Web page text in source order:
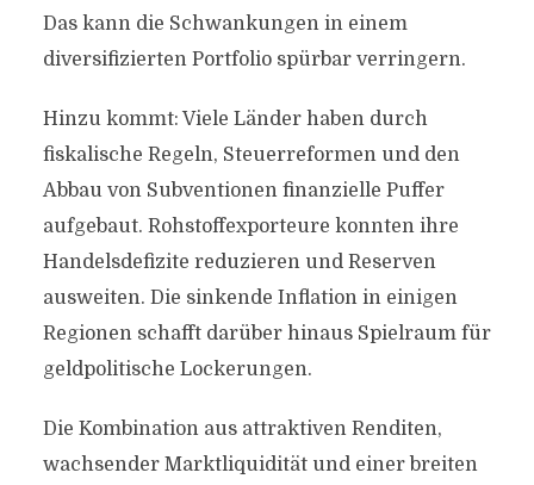
Das kann die Schwankungen in einem
diversifizierten Portfolio spürbar verringern.
Hinzu kommt: Viele Länder haben durch
fiskalische Regeln, Steuerreformen und den
Abbau von Subventionen finanzielle Puffer
aufgebaut. Rohstoffexporteure konnten ihre
Handelsdefizite reduzieren und Reserven
ausweiten. Die sinkende Inflation in einigen
Regionen schafft darüber hinaus Spielraum für
geldpolitische Lockerungen.
Die Kombination aus attraktiven Renditen,
wachsender Marktliquidität und einer breiten